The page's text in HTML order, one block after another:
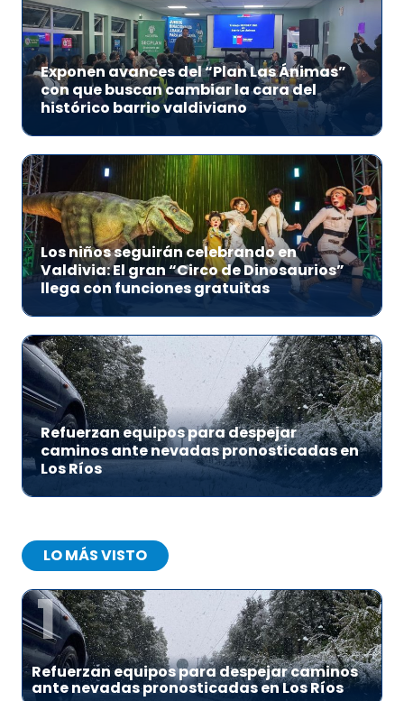
Exponen avances del “Plan Las Ánimas”
con que buscan cambiar la cara del
histórico barrio valdiviano
Los niños seguirán celebrando en
Valdivia: El gran “Circo de Dinosaurios”
llega con funciones gratuitas
Refuerzan equipos para despejar
caminos ante nevadas pronosticadas en
Los Ríos
LO MÁS VISTO
1
Refuerzan equipos para despejar caminos
ante nevadas pronosticadas en Los Ríos